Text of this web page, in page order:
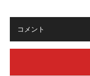
コメント